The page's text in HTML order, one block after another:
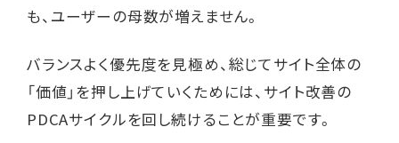
も、ユーザーの母数が増えません。
バランスよく優先度を見極め、総じてサイト全体の
「価値」を押し上げていくためには、サイト改善の
PDCAサイクルを回し続けることが重要です。